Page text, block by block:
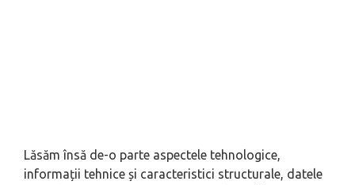
Lăsăm însă de-o parte aspectele tehnologice,
informații tehnice și caracteristici structurale, datele